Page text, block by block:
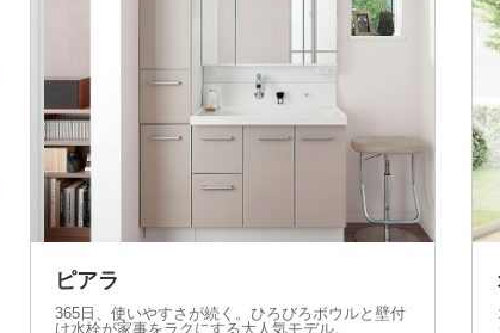
ピアラ
365日、使いやすさが続く。ひろびろボウルと壁付
け水栓が家事をラクにする大人気モデル。